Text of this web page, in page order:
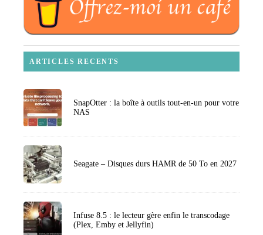
ARTICLES RECENTS
SnapOtter : la boîte à outils tout-en-un pour votre
NAS
Seagate – Disques durs HAMR de 50 To en 2027
Infuse 8.5 : le lecteur gère enfin le transcodage
(Plex, Emby et Jellyfin)